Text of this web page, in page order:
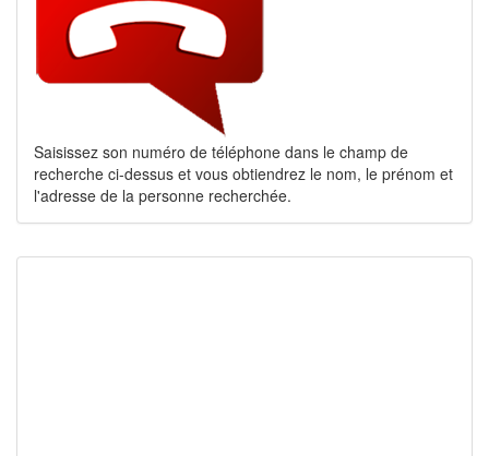
Saisissez son numéro de téléphone dans le champ de
recherche ci-dessus et vous obtiendrez le nom, le prénom et
l'adresse de la personne recherchée.